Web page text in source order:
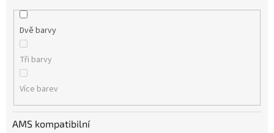
Dvě barvy
Tři barvy
Více barev
AMS kompatibilní